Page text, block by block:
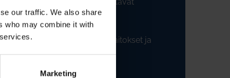
our traffic. We also share
who may combine it with
Marketing
pienvoimalaitokset
11. Ympäristönsuojelu
12. Metsäklusterin tutkimuslaitokset ja
aktiviteetit
Current events